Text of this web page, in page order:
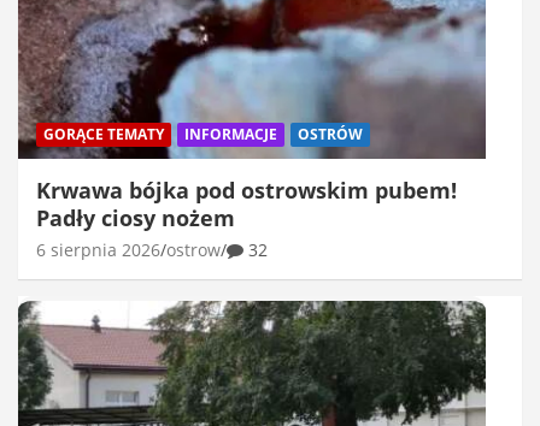
GORĄCE TEMATY INFORMACJE OSTRÓW
Krwawa bójka pod ostrowskim pubem!
Padły ciosy nożem
6 sierpnia 2026 ostrow 32